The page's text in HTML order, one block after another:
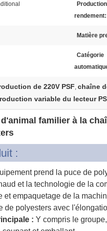
rendement:
Matière
Catégorie
de 220V PSF, chaîne
variable du lecteur
familier à la
:
prend la puce de
et la technologie de la
et empaquetage de la
de polyesters avec
: Y compris le